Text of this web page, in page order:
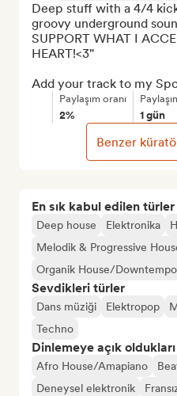
En sık kabul edilen türler
Deep house Elektronika
Melodik & Progressive
Organik House/Downtempo
Sevdikleri türler
Dans müziği Elektropop
Techno
Dinlemeye açık
Afro House/Amapiano
Deneysel elektronik
Deep stuff with a 4/4
groovy underground
SUPPORT WHAT I
HEART!<3"
Add your track to my
Paylaşım oranı
2% 1 gün
Benzer